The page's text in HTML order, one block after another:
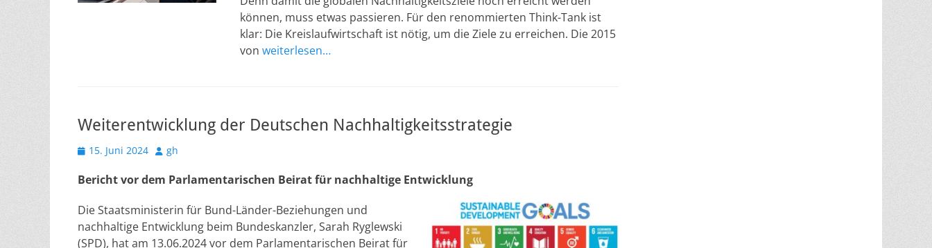
können, muss etwas passieren. Für den renommierten Think-Tank ist
klar: Die Kreislaufwirtschaft ist nötig, um die Ziele zu erreichen. Die 2015
von weiterlesen…
Weiterentwicklung der Deutschen Nachhaltigkeitsstrategie
Veröffentlicht
15. Juni 2024 Autor
gh
Bericht vor dem Parlamentarischen Beirat für nachhaltige Entwicklung
Die Staatsministerin für Bund-Länder-Beziehungen und
nachhaltige Entwicklung beim Bundeskanzler, Sarah Ryglewski
(SPD), hat am 13.06.2024 vor dem Parlamentarischen Beirat für